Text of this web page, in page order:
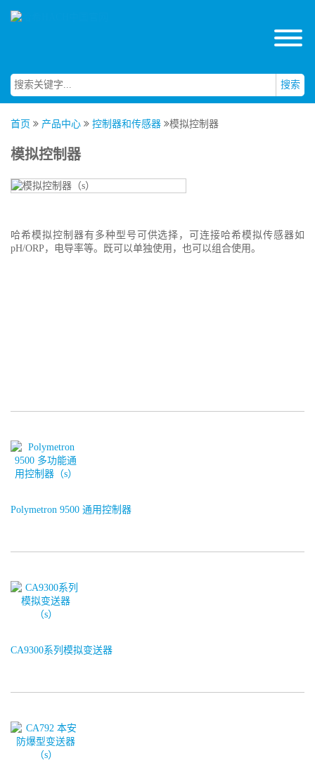
搜索
首页 产品中心 控制器和传感器 模拟控制器
模拟控制器
哈希模拟控制器有多种型号可供选择，可连接哈希模拟传感器如
pH/ORP，电导率等。既可以单独使用，也可以组合使用。
Polymetron 9500 通用控制器
CA9300系列模拟变送器